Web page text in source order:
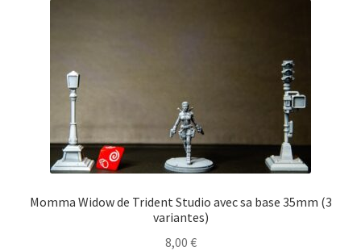
Momma Widow de Trident Studio avec sa base 35mm (3
variantes)
8,00 €